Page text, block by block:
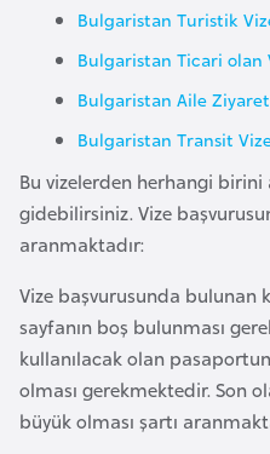
Bulgaristan Turistik
Bulgaristan Ticari olan
Bulgaristan Aile
Bulgaristan Transit
Bu vizelerden herhangi birini
gidebilirsiniz. Vize
aranmaktadır:
Vize başvurusunda bulunan
sayfanın boş bulunması
kullanılacak olan
olması gerekmektedir. Son
büyük olması şartı
n
D
n
i
m
a
r